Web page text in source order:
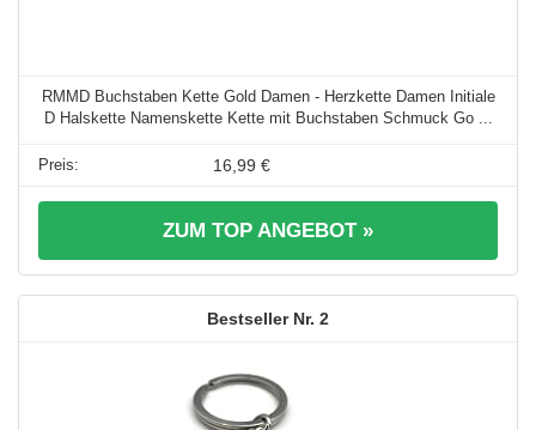
RMMD Buchstaben Kette Gold Damen - Herzkette Damen Initiale
D Halskette Namenskette Kette mit Buchstaben Schmuck Go ...
16,99 €
ZUM TOP ANGEBOT »
2